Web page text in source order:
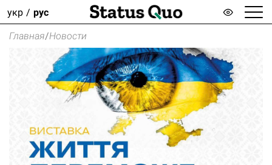
укр рус
Главная/Новости